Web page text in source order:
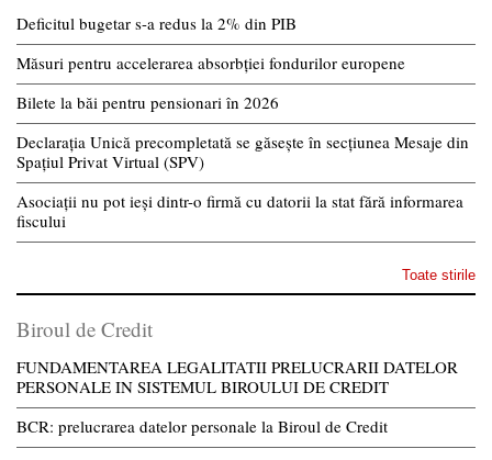
Deficitul bugetar s-a redus la 2% din PIB
Măsuri pentru accelerarea absorbției fondurilor europene
Bilete la băi pentru pensionari în 2026
Declarația Unică precompletată se găsește în secțiunea Mesaje din
Spațiul Privat Virtual (SPV)
Asociații nu pot ieși dintr-o firmă cu datorii la stat fără informarea
fiscului
Toate stirile
Biroul de Credit
FUNDAMENTAREA LEGALITATII PRELUCRARII DATELOR
PERSONALE IN SISTEMUL BIROULUI DE CREDIT
BCR: prelucrarea datelor personale la Biroul de Credit